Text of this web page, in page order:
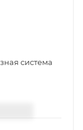
система